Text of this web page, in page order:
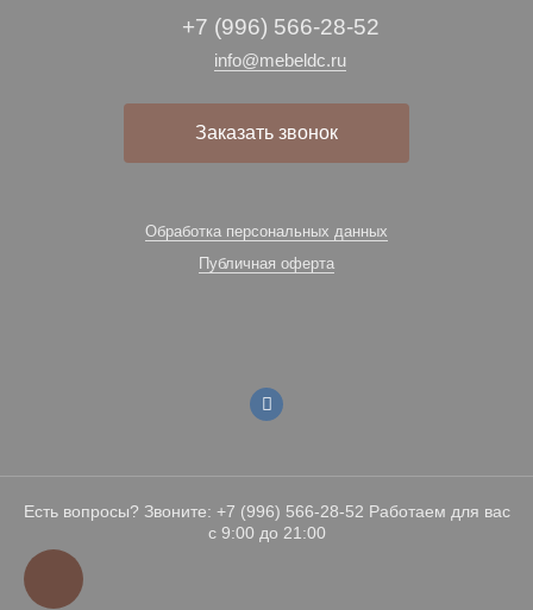
+7 (996) 566-28-52
info@mebeldc.ru
Заказать звонок
Обработка персональных данных
Публичная оферта
Есть вопросы? Звоните: +7 (996) 566-28-52 Работаем для вас
с 9:00 до 21:00